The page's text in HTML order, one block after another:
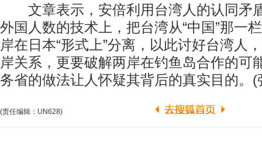
文章表示，安倍利用台湾人的认同矛
外国人数的技术上，把台湾从“中国”那一
岸在日本“形式上”分离，以此讨好台湾人
岸关系，更要破解两岸在钓鱼岛合作的可
务省的做法让人怀疑其背后的真实目的。(
(责任编辑：UN628)